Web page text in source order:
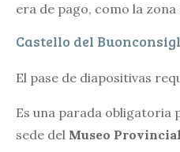
era de pago, como la zona
Castello del
El pase de diapositivas
Es una parada obligatoria
sede del Museo